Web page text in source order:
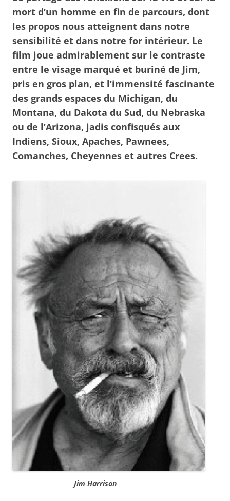
mort d’un homme en fin de parcours, dont
les propos nous atteignent dans notre
sensibilité et dans notre for intérieur. Le
film joue admirablement sur le contraste
entre le visage marqué et buriné de Jim,
pris en gros plan, et l’immensité fascinante
des grands espaces du Michigan, du
Montana, du Dakota du Sud, du Nebraska
ou de l’Arizona, jadis confisqués aux
Indiens, Sioux, Apaches, Pawnees,
Comanches, Cheyennes et autres Crees.
Jim Harrison